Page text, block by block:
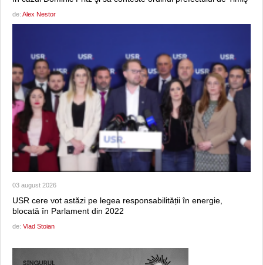
de: Alex Nestor
03 august 2026
USR cere vot astăzi pe legea responsabilității în energie,
blocată în Parlament din 2022
de: Vlad Stoian